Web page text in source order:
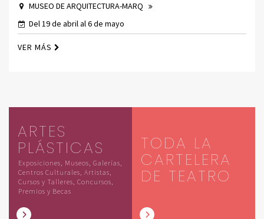
MUSEO DE ARQUITECTURA-MARQ
Del 19 de abril al 6 de mayo
VER MÁS
ARTES
PLÁSTICAS
Exposiciones, Museos, Galerías,
Centros Culturales, Artistas,
Cursos y Talleres, Concursos,
Premios y Becas
TODA LA
CARTELERA
DE TEATRO